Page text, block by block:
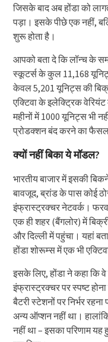
जिसके बाद अब होंडा को
पड़ा। इसके पीछे एक नहीं,
शुरू होता है।
आपको बता दे कि लॉन्च के
स्कूटर्स के कुल 11,168
केवल 5,201 यूनिट्स की
एक्टिवा के इलेक्ट्रिक
महीनों में 1000 यूनिट्स भी
प्रोडक्शन बंद करने का
क्यों नहीं बिका ये मॉडल?
भारतीय बाजार में इसकी
बावजूद, ब्रांड के पास कोई
इंफ्रास्ट्रक्चर नेटवर्क।
एक ही शहर (बैंगलोर) में
और दिल्ली में पहुंचा। यहां
होंडा शोरूम्स में एक भी
इसके लिए, होंडा ने कहा कि वे
इंफ्रास्ट्रक्चर पर स्पष्ट
बैटरी स्टेशनों पर निर्भर
अन्य ऑप्शन नहीं था।
नहीं था – इसका परिणाम यह